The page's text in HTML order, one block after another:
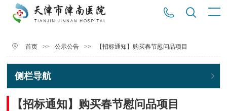
首页 >> 公示公告 >> 【招标通知】购买春节慰问品项目
侧栏导航
【招标通知】购买春节慰问品项目